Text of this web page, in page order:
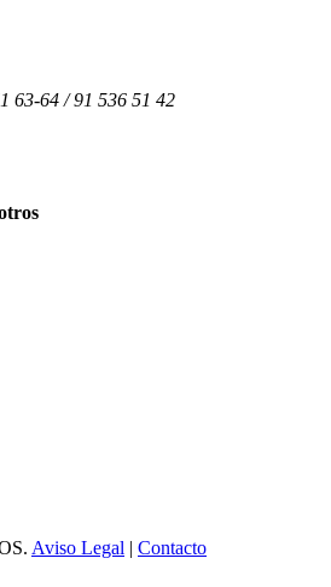
63-64 / 91 536 51 42
Aviso Legal | Contacto